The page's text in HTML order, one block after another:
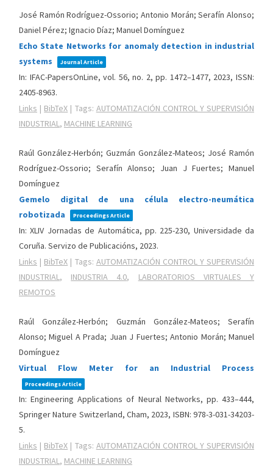
José Ramón Rodríguez-Ossorio; Antonio Morán; Serafín Alonso;
Daniel Pérez; Ignacio Díaz; Manuel Domínguez
Echo State Networks for anomaly detection in industrial
systems
Journal Article
In: IFAC-PapersOnLine,vol. 56,no. 2,pp. 1472–1477, 2023,ISSN:
2405-8963.
Links | BibTeX | Tags: AUTOMATIZACIÓN CONTROL Y SUPERVISIÓN
INDUSTRIAL, MACHINE LEARNING
Raúl González-Herbón; Guzmán González-Mateos; José Ramón
Rodríguez-Ossorio; Serafín Alonso; Juan J Fuertes; Manuel
Domínguez
Gemelo digital de una célula electro-neumática
robotizada
Proceedings Article
In:XLIV Jornadas de Automática, pp. 225-230, Universidade da
Coruña. Servizo de Publicacións, 2023.
Links | BibTeX | Tags: AUTOMATIZACIÓN CONTROL Y SUPERVISIÓN
INDUSTRIAL, INDUSTRIA 4.0, LABORATORIOS VIRTUALES Y
REMOTOS
Raúl González-Herbón; Guzmán González-Mateos; Serafín
Alonso; Miguel A Prada; Juan J Fuertes; Antonio Morán; Manuel
Domínguez
Virtual Flow Meter for an Industrial Process
Proceedings Article
In:Engineering Applications of Neural Networks, pp. 433–444,
Springer Nature Switzerland, Cham, 2023, ISBN: 978-3-031-34203-
5.
Links | BibTeX | Tags: AUTOMATIZACIÓN CONTROL Y SUPERVISIÓN
INDUSTRIAL, MACHINE LEARNING